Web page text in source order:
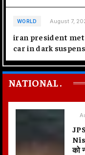
WORLD August 7,
iran president met
car in dark
NATIONAL.
को